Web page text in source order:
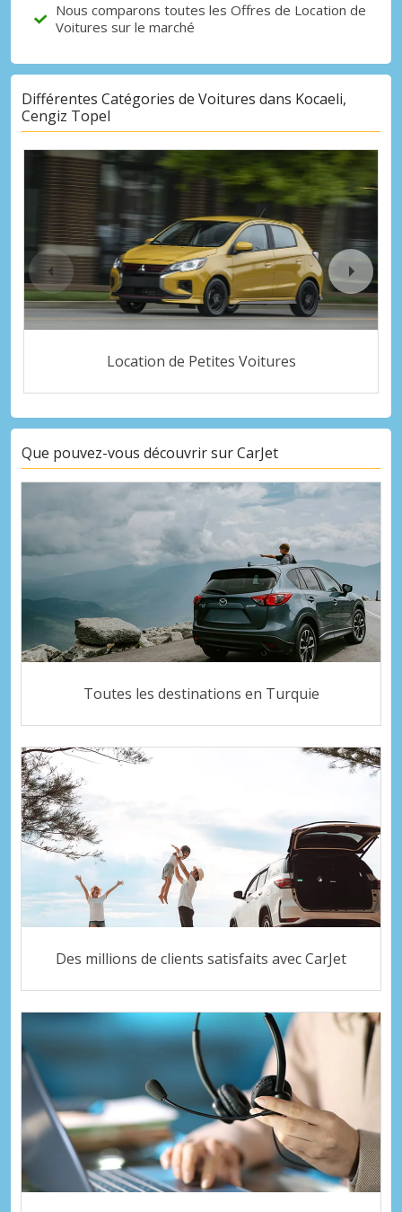
Nous comparons toutes les Offres de Location de
Voitures sur le marché
Différentes Catégories de Voitures dans Kocaeli,
Cengiz Topel
Location de Petites Voitures
Que pouvez-vous découvrir sur CarJet
Toutes les destinations en Turquie
Des millions de clients satisfaits avec CarJet